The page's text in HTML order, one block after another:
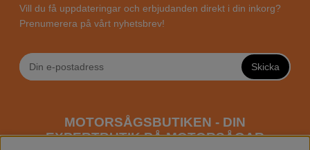
Vill du få uppdateringar och erbjudanden direkt i din inkorg?
Prenumerera på vårt nyhetsbrev!
Skicka
MOTORSÅGSBUTIKEN - DIN
EXPERTBUTIK PÅ MOTORSÅGAR